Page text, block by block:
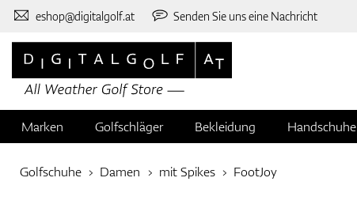
eshop@digitalgolf.at Senden Sie uns eine Nachricht
Marken Golfschläger Bekleidung Handschuhe
Golfschuhe Damen mit Spikes FootJoy